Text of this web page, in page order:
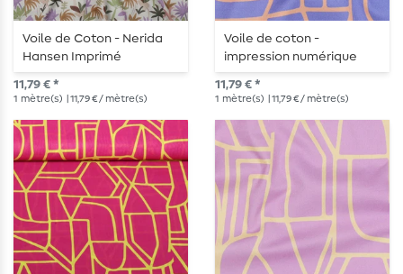
Voile de Coton - Nerida
Hansen Imprimé
Numérique Palmiers
Blanc Violet
11,79 € *
1 mètre(s) | 11,79 € / mètre(s)
Voile de coton -
impression numérique
bleue
11,79 € *
1 mètre(s) | 11,79 € / mètre(s)